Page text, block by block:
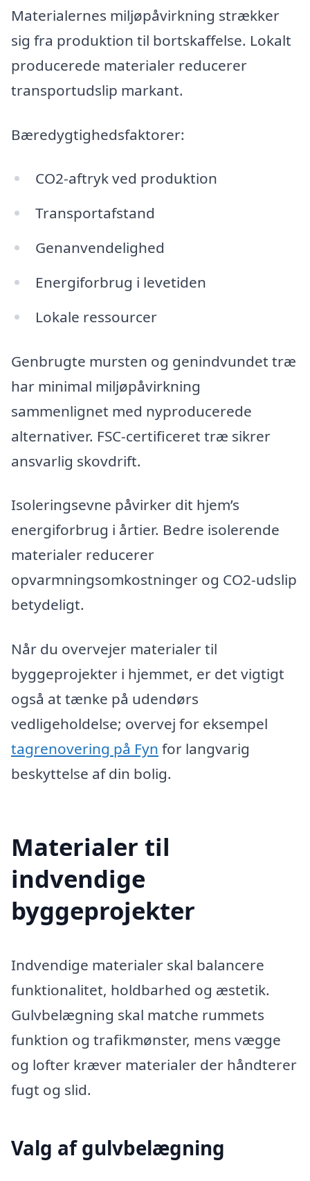
Materialernes miljøpåvirkning strækker
sig fra produktion til bortskaffelse. Lokalt
producerede materialer reducerer
transportudslip markant.
Bæredygtighedsfaktorer:
CO2-aftryk ved produktion
Transportafstand
Genanvendelighed
Energiforbrug i levetiden
Lokale ressourcer
Genbrugte mursten og genindvundet træ
har minimal miljøpåvirkning
sammenlignet med nyproducerede
alternativer. FSC-certificeret træ sikrer
ansvarlig skovdrift.
Isoleringsevne påvirker dit hjem’s
energiforbrug i årtier. Bedre isolerende
materialer reducerer
opvarmningsomkostninger og CO2-udslip
betydeligt.
Når du overvejer materialer til
byggeprojekter i hjemmet, er det vigtigt
også at tænke på udendørs
vedligeholdelse; overvej for eksempel
tagrenovering på Fyn for langvarig
beskyttelse af din bolig.
Materialer til
indvendige
byggeprojekter
Indvendige materialer skal balancere
funktionalitet, holdbarhed og æstetik.
Gulvbelægning skal matche rummets
funktion og trafikmønster, mens vægge
og lofter kræver materialer der håndterer
fugt og slid.
Valg af gulvbelægning